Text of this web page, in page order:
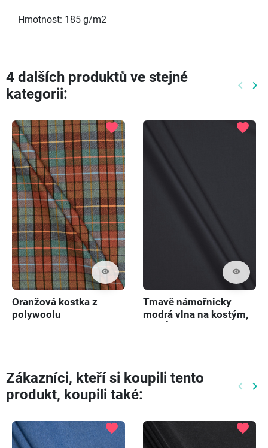
Hmotnost: 185 g/m2
4 dalších produktů ve stejné
kategorii:
keyboard_arrow_left keyboard_arrow_right
visibility
favorite
Oranžová kostka z
polywoolu
visibility
favorite
Tmavě námořnicky
modrá vlna na kostým,
Zákazníci, kteří si koupili tento
produkt, koupili také:
keyboard_arrow_left keyboard_arrow_right
favorite favorite